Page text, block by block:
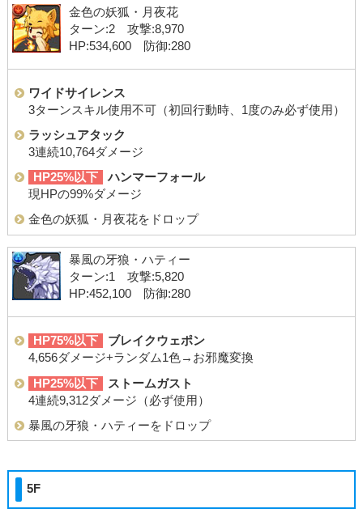
金色の妖狐・月夜花
ターン:2 攻撃:8,970
HP:534,600 防御:280
ワイドサイレンス
3ターンスキル使用不可（初回行動時、1度のみ必ず使用）
ラッシュアタック
3連続10,764ダメージ
HP25%以下
ハンマーフォール
現HPの99%ダメージ
金色の妖狐・月夜花をドロップ
暴風の牙狼・ハティー
ターン:1 攻撃:5,820
HP:452,100 防御:280
HP75%以下
ブレイクウェポン
4,656ダメージ+ランダム1色→お邪魔変換
HP25%以下
ストームガスト
4連続9,312ダメージ（必ず使用）
暴風の牙狼・ハティーをドロップ
5F